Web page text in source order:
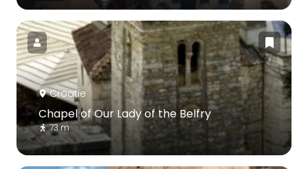
Croatie
Chapel of Our Lady of the Belfry
73 m